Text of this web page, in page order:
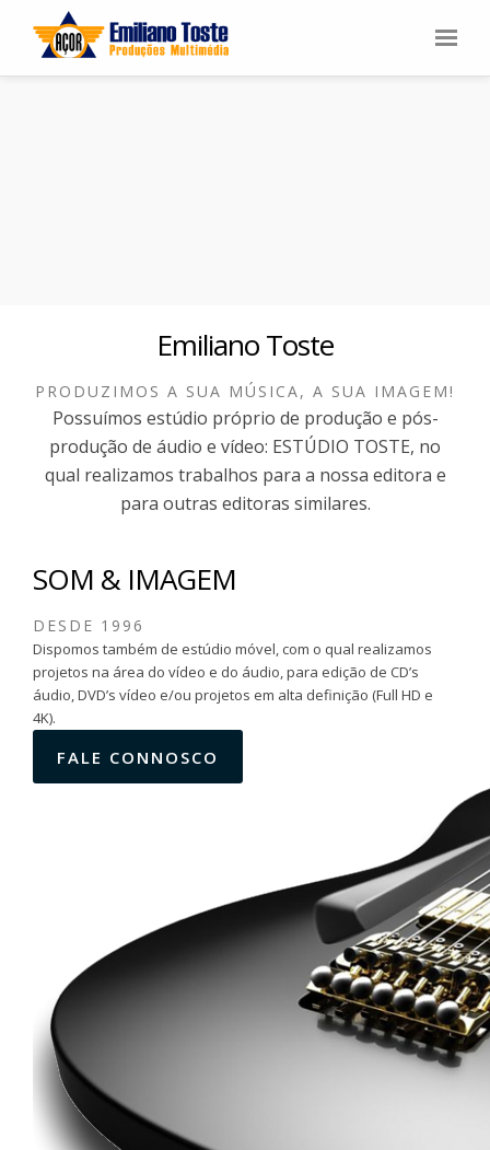
Emiliano Toste
PRODUZIMOS A SUA MÚSICA, A SUA IMAGEM!
Possuímos estúdio próprio de produção e pós-
produção de áudio e vídeo: ESTÚDIO TOSTE, no
qual realizamos trabalhos para a nossa editora e
para outras editoras similares.
SOM & IMAGEM
DESDE 1996
Dispomos também de estúdio móvel, com o qual realizamos
projetos na área do vídeo e do áudio, para edição de CD’s
áudio, DVD’s vídeo e/ou projetos em alta definição (Full HD e
4K).
FALE CONNOSCO